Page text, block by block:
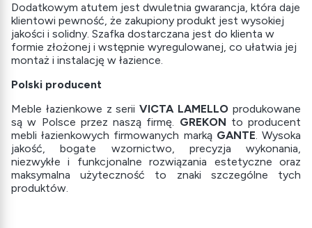
Dodatkowym atutem jest dwuletnia gwarancja, która daje
klientowi pewność, że zakupiony produkt jest wysokiej
jakości i solidny. Szafka dostarczana jest do klienta w
formie złożonej i wstępnie wyregulowanej, co ułatwia jej
montaż i instalację w łazience.
Polski producent
Meble łazienkowe z seriiVICTA LAMELLO produkowane
są w Polsce przez naszą firmę. GREKON to producent
mebli łazienkowych firmowanych marką GANTE. Wysoka
jakość, bogate wzornictwo, precyzja wykonania,
niezwykłe i funkcjonalne rozwiązania estetyczne oraz
maksymalna użyteczność to znaki szczególne tych
produktów.